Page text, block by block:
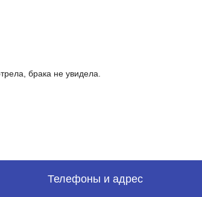
брака не увидела.
Телефоны и адрес